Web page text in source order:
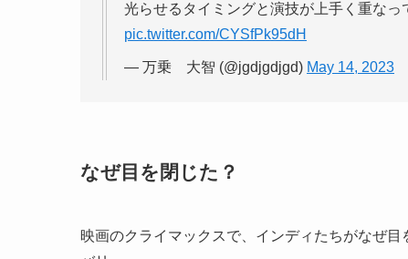
光らせるタイミングと演技が上手く重な
pic.twitter.com/CYSfPk95dH
— 万乗 大智 (@jgdjgdjgd) May 14, 2023
なぜ目を閉じた？
映画のクライマックスで、インディたちがなぜ